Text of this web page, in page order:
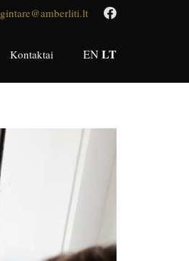
gintare@amberliti.lt
Kontaktai ENLT